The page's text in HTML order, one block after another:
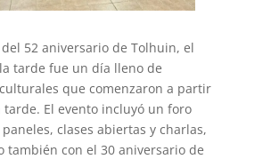
52 aniversario de Tolhuin, el
tarde fue un día lleno de
que comenzaron a partir
tarde. El evento incluyó un foro
clases abiertas y charlas,
también con el 30 aniversario de